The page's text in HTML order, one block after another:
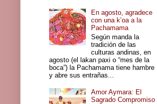
En agosto, agradece
con una k’oa a la
Pachamama
Según manda la
tradición de las
culturas andinas, en
agosto (el lakan paxi o “mes de la
boca”) la Pachamama tiene hambre
y abre sus entrañas...
Amor Aymara: El
Sagrado Compromiso